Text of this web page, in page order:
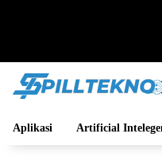
Aplikasi Artificial